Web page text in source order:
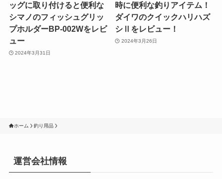
ッグに取り付けると便利な
シマノのフィッシュグリッ
プホルダーBP-002Wをレビ
ュー
2024年3月31日
時に便利な釣りアイテム！
ダイワのクイックハリハズ
シⅡをレビュー！
2024年3月26日
ホーム 釣り用品
運営会社情報